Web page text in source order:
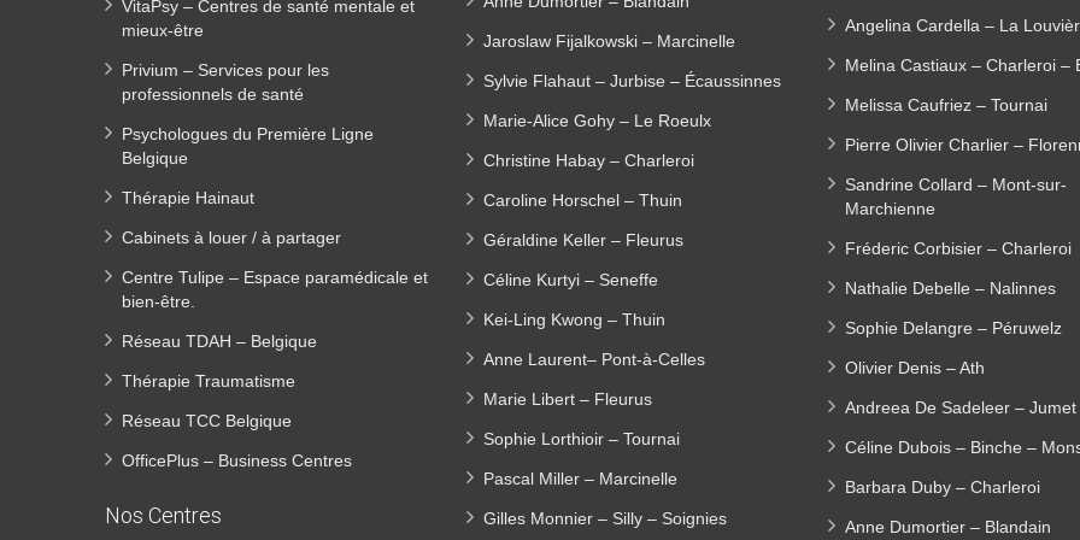
VitaPsy – Centres de santé mentale et
mieux-être
Privium – Services pour les
professionnels de santé
Psychologues du Première Ligne
Belgique
Thérapie Hainaut
Cabinets à louer / à partager
Centre Tulipe – Espace paramédicale et
bien-être.
Réseau TDAH – Belgique
Thérapie Traumatisme
Réseau TCC Belgique
OfficePlus – Business Centres
Nos Centres
Jaroslaw Fijalkowski – Marcinelle
Sylvie Flahaut – Jurbise – Écaussinnes
Marie-Alice Gohy – Le Roeulx
Christine Habay – Charleroi
Caroline Horschel – Thuin
Géraldine Keller – Fleurus
Céline Kurtyi – Seneffe
Kei-Ling Kwong – Thuin
Anne Laurent– Pont-à-Celles
Marie Libert – Fleurus
Sophie Lorthioir – Tournai
Pascal Miller – Marcinelle
Gilles Monnier – Silly – Soignies
Angelina Cardella – La
Melina Castiaux – Charleroi –
Melissa Caufriez – Tournai
Pierre Olivier Charlier –
Sandrine Collard – Mont-sur-
Marchienne
Fréderic Corbisier – Charleroi
Nathalie Debelle – Nalinnes
Sophie Delangre – Péruwelz
Olivier Denis – Ath
Andreea De Sadeleer – Jumet
Céline Dubois – Binche –
Barbara Duby – Charleroi
Anne Dumortier – Blandain